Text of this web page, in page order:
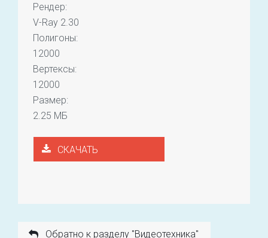
Рендер:
V-Ray 2.30
Полигоны:
12000
Вертексы:
12000
Размер:
2.25 МБ
СКАЧАТЬ
Обратно к разделу "Видеотехника"